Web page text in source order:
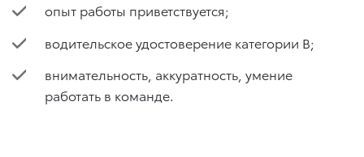
опыт работы приветствуется;
водительское удостоверение категории В;
внимательность, аккуратность, умение
работать в команде.